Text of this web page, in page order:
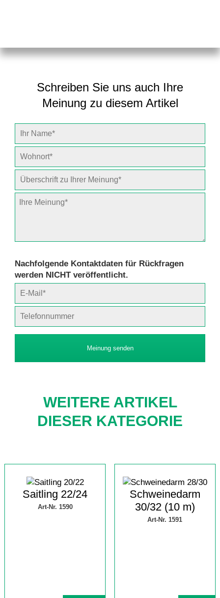
Schreiben Sie uns auch Ihre
Meinung zu diesem Artikel
Nachfolgende Kontaktdaten für Rückfragen
werden NICHT veröffentlicht.
Meinung senden
WEITERE ARTIKEL
DIESER KATEGORIE
Saitling 22/24
Art-Nr. 1590
Schweinedarm
30/32 (10 m)
Art-Nr. 1591